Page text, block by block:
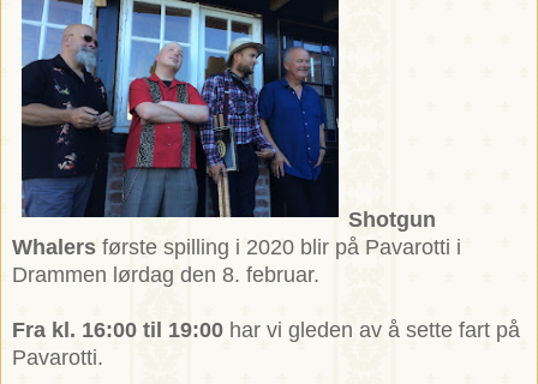
Shotgun
Whalers første spilling i 2020 blir på Pavarotti i
Drammen lørdag den 8. februar.
Fra kl. 16:00 til 19:00 har vi gleden av å sette fart på
Pavarotti.